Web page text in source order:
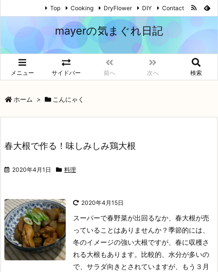
mayerの気まぐれ日記
メニュー サイドバー 前へ 次へ 検索
Top Cooking DryFlower DIY Contact
ホーム > こんにゃく
春大根で作る！味しみしみ鶏大根
2020年4月1日 料理
2020年4月15日
スーパーで春野菜が出回るなか、春大根が売
っていることはありませんか？季節的には、
冬のイメージの強い大根ですが、春に収穫さ
れる大根もあります。 比較的、水分が多いの
で、サラダ向きとされていますが、もう３月